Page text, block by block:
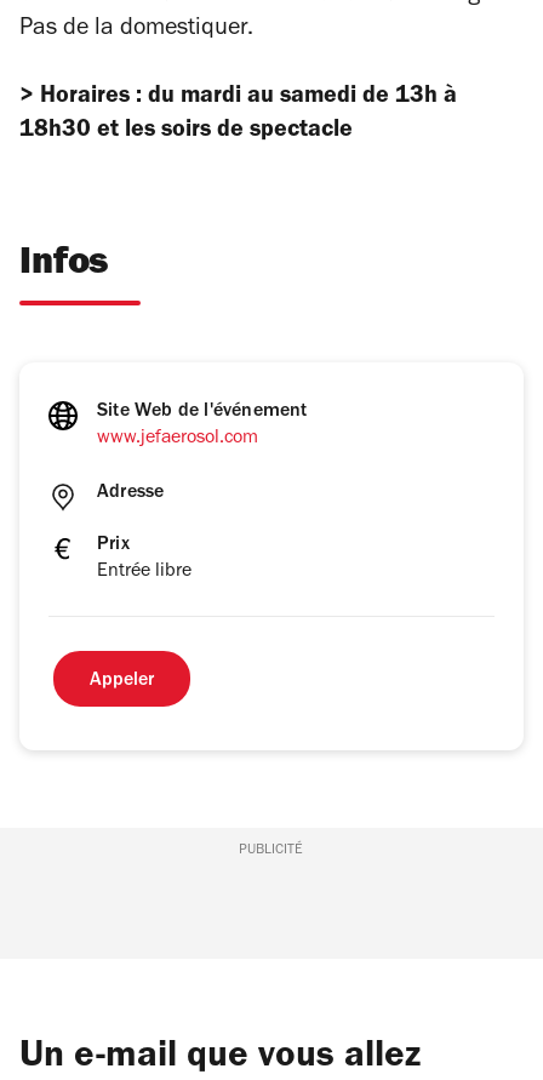
Pas de la domestiquer.
> Horaires : du mardi au samedi de 13h à
18h30 et les soirs de spectacle
Infos
Site Web de l'événement
www.jefaerosol.com
Adresse
Prix
Entrée libre
Appeler
PUBLICITÉ
Un e-mail que vous allez